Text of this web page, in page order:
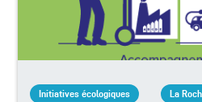
Initiatives écologiques La